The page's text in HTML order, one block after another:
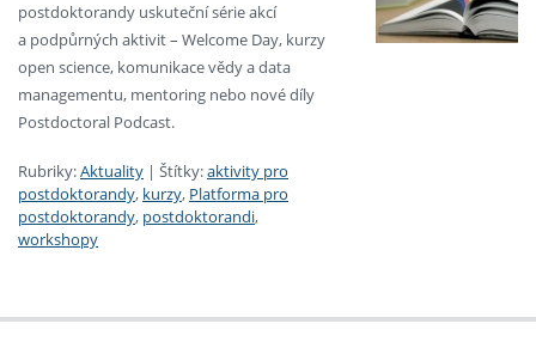
postdoktorandy uskuteční série akcí
a podpůrných aktivit – Welcome Day, kurzy
open science, komunikace vědy a data
managementu, mentoring nebo nové díly
Postdoctoral Podcast.
Rubriky:Aktuality | Štítky:aktivity pro
postdoktorandy, kurzy, Platforma pro
postdoktorandy, postdoktorandi,
workshopy